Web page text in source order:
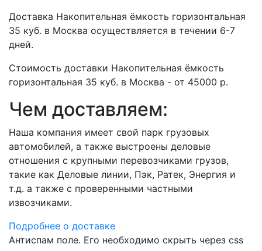
Доставка Накопительная ёмкость горизонтальная
35 куб. в Москва осуществляется в течении 6-7
дней.
Стоимость доставки Накопительная ёмкость
горизонтальная 35 куб. в Москва - от 45000 р.
Чем доставляем:
Наша компания имеет свой парк грузовых
автомобилей, а также выстроены деловые
отношения с крупными перевозчиками грузов,
такие как Деловые линии, Пэк, Ратек, Энергия и
т.д. а также с проверенными частными
извозчиками.
Подробнее о доставке
Антиспам поле. Его необходимо скрыть через css